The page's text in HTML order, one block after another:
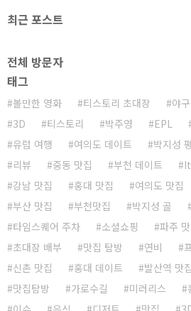
최근 포스트
전체 방문자
태그
볼만한 영화 티스토리 초대장 야구
3D
티스토리 박주영 EPL
유럽 여행
여의도 데이트 박지성
리뷰
중동 맛집 부천 데이트 It
강남 맛집
홍대 맛집 여의도 맛집
부산 맛집
부천맛집 박지성 골
타임스퀘어 주차
소셜쇼핑 파주
초대장 배부
맛집 탐방 연비
신촌 맛집
홍대 데이트 발산역 맛집
맛집탐방
가로수길 미러리스